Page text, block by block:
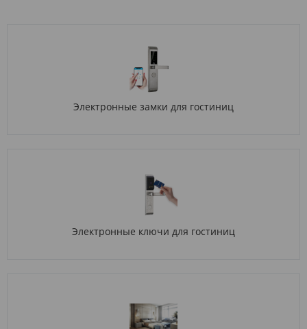
Электронные замки для гостиниц
Электронные ключи для гостиниц